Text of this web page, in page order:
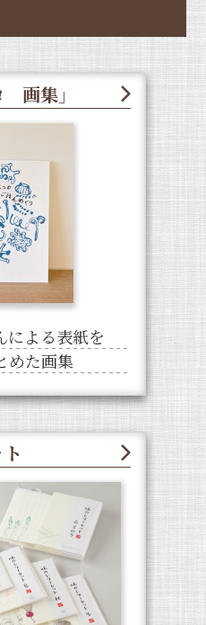
画集」
による表紙を
めた画集